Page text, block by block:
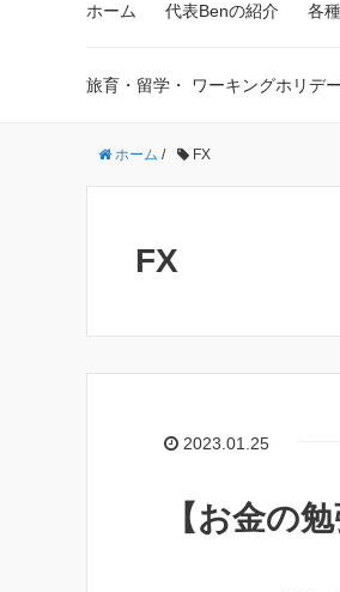
ホーム 代表Benの紹介 各
旅育・留学・ ワーキングホリデ
ホーム / FX
FX
2023.01.25
【お金の